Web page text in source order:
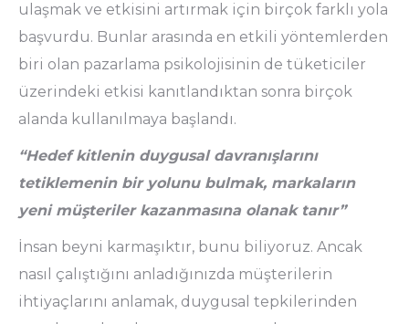
ulaşmak ve etkisini artırmak için birçok farklı yola
başvurdu. Bunlar arasında en etkili yöntemlerden
biri olan pazarlama psikolojisinin de tüketiciler
üzerindeki etkisi kanıtlandıktan sonra birçok
alanda kullanılmaya başlandı.
“Hedef kitlenin duygusal davranışlarını
tetiklemenin bir yolunu bulmak, markaların
yeni müşteriler kazanmasına olanak tanır”
İnsan beyni karmaşıktır, bunu biliyoruz. Ancak
nasıl çalıştığını anladığınızda müşterilerin
ihtiyaçlarını anlamak, duygusal tepkilerinden